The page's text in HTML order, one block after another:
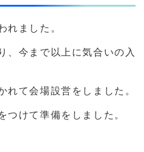
れました。
、今まで以上に気合いの入
れて会場設営をしました。
つけて準備をしました。